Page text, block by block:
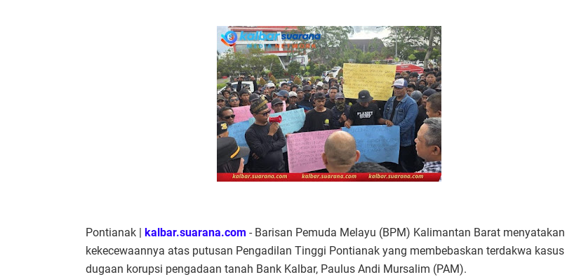
Pontianak | kalbar.suarana.com - Barisan Pemuda Melayu (BPM) Kalimantan Barat menyatakan
kekecewaannya atas putusan Pengadilan Tinggi Pontianak yang membebaskan terdakwa kasus
dugaan korupsi pengadaan tanah Bank Kalbar, Paulus Andi Mursalim (PAM).